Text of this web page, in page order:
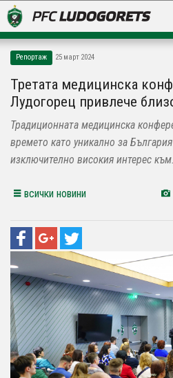
LUDOGORETS TV
НА ТЕРЕНА
СТАДИОН & БАЗИ
Репортаж 25 март 2024
Третата медицинска
Лудогорец привлече
Традиционната медицинска
времето като уникално за
изключително високия интерес
всички новини